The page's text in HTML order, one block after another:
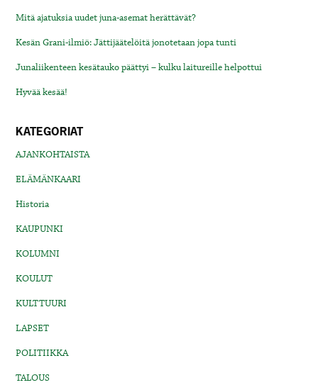
Mitä ajatuksia uudet juna-asemat herättävät?
Kesän Grani-ilmiö: Jättijäätelöitä jonotetaan jopa tunti
Junaliikenteen kesätauko päättyi – kulku laitureille helpottui
Hyvää kesää!
KATEGORIAT
AJANKOHTAISTA
ELÄMÄNKAARI
Historia
KAUPUNKI
KOLUMNI
KOULUT
KULTTUURI
LAPSET
POLITIIKKA
TALOUS